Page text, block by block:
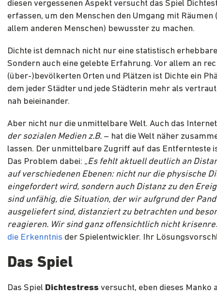
diesen vergessenen Aspekt versucht das Spiel
erfassen, um den Menschen den Umgang mit Räumen
allem anderen Menschen) bewusster zu machen.
Dichte ist demnach nicht nur eine statistisch
Sondern auch eine gelebte Erfahrung. Vor allem an
(über-)bevölkerten Orten und Plätzen ist Dichte ein
dem jeder Städter und jede Städterin mehr als
nah beieinander.
Aber nicht nur die unmittelbare Welt. Auch das
der sozialen Medien z.B. – hat die Welt näher
lassen. Der unmittelbare Zugriff auf das Entfernteste
Das Problem dabei: „Es fehlt aktuell deutlich an
auf verschiedenen Ebenen: nicht nur die physische
eingefordert wird, sondern auch Distanz zu den
sind unfähig, die Situation, der wir aufgrund der
ausgeliefert sind, distanziert zu betrachten und
reagieren. Wir sind ganz offensichtlich nicht
die Erkenntnis der Spielentwickler. Ihr
Das Spiel
Das Spiel Dichtestress versucht, eben dieses Manko